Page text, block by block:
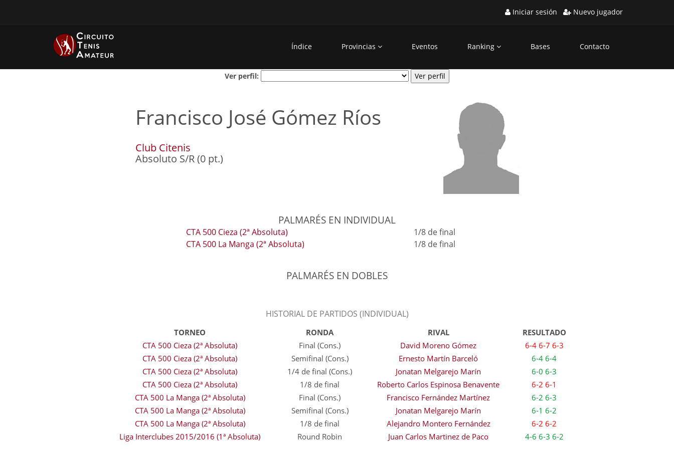
Iniciar sesión Nuevo jugador
Índice Provincias Eventos Ranking Bases Contacto
Ver perfil:
Francisco José Gómez Ríos
Club Citenis
Absoluto S/R (0 pt.)
PALMARÉS EN INDIVIDUAL
CTA 500 Cieza (2ª Absoluta)
1/8 de final
CTA 500 La Manga (2ª Absoluta)
1/8 de final
PALMARÉS EN DOBLES
HISTORIAL DE PARTIDOS (INDIVIDUAL)
TORNEO RONDA RIVAL
RESULTADO
CTA 500 Cieza (2ª Absoluta)
Final (Cons.) David Moreno Gómez
6-4 6-7 6-3
CTA 500 Cieza (2ª Absoluta)
Semifinal (Cons.) Ernesto Martín Barceló
6-4 6-4
CTA 500 Cieza (2ª Absoluta)
1/4 de final (Cons.) Jonatan Melgarejo Marín
6-0 6-3
CTA 500 Cieza (2ª Absoluta)
1/8 de final Roberto Carlos Espinosa Benavente
6-2 6-1
CTA 500 La Manga (2ª Absoluta)
Final (Cons.) Francisco Fernández Martínez
6-2 6-3
CTA 500 La Manga (2ª Absoluta)
Semifinal (Cons.) Jonatan Melgarejo Marín
6-1 6-2
CTA 500 La Manga (2ª Absoluta)
1/8 de final Alejandro Montero Fernández
6-2 6-2
Liga Interclubes 2015/2016 (1ª Absoluta)
Round Robin Juan Carlos Martinez de Paco 4-6 6-3 6-2